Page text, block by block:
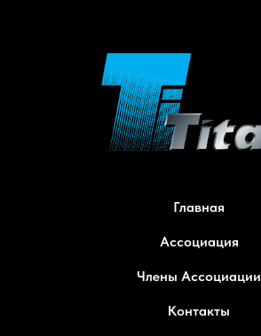
Главная
Ассоциация
Члены Ассоциации
Контакты